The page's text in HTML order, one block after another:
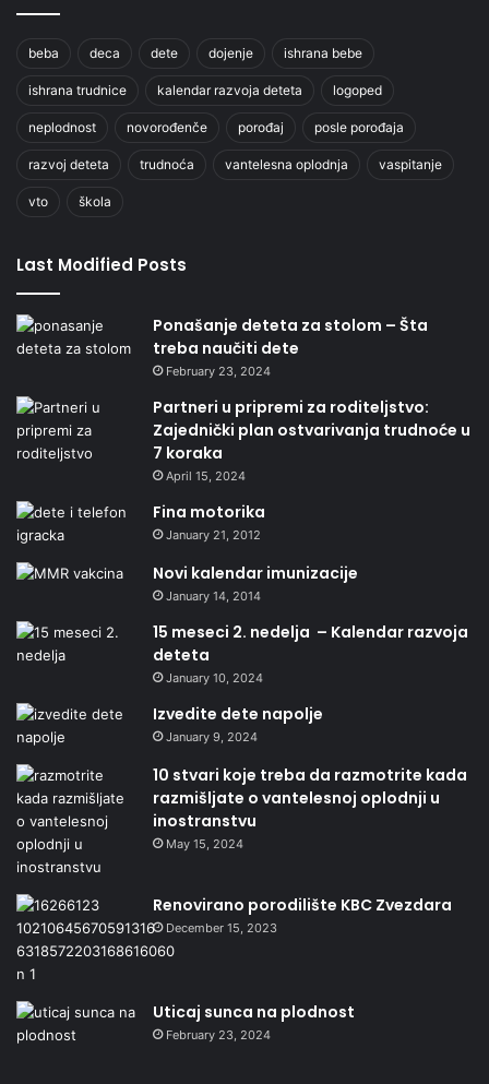
beba deca dete dojenje ishrana bebe
ishrana trudnice kalendar razvoja deteta logoped
neplodnost novorođenče porođaj posle porođaja
razvoj deteta trudnoća vantelesna oplodnja vaspitanje
vto škola
Last Modified Posts
Ponašanje deteta za stolom – Šta
treba naučiti dete
February 23, 2024
Partneri u pripremi za roditeljstvo:
Zajednički plan ostvarivanja trudnoće u
7 koraka
April 15, 2024
Fina motorika
January 21, 2012
Novi kalendar imunizacije
January 14, 2014
15 meseci 2. nedelja – Kalendar razvoja
deteta
January 10, 2024
Izvedite dete napolje
January 9, 2024
10 stvari koje treba da razmotrite kada
razmišljate o vantelesnoj oplodnji u
inostranstvu
May 15, 2024
Renovirano porodilište KBC Zvezdara
December 15, 2023
Uticaj sunca na plodnost
February 23, 2024